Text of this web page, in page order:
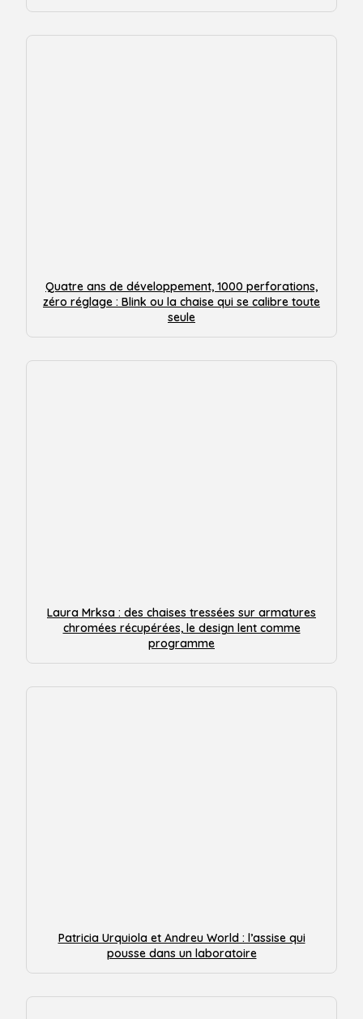
Quatre ans de développement, 1000 perforations,
zéro réglage : Blink ou la chaise qui se calibre toute
seule
Laura Mrksa : des chaises tressées sur armatures
chromées récupérées, le design lent comme
programme
Patricia Urquiola et Andreu World : l’assise qui
pousse dans un laboratoire